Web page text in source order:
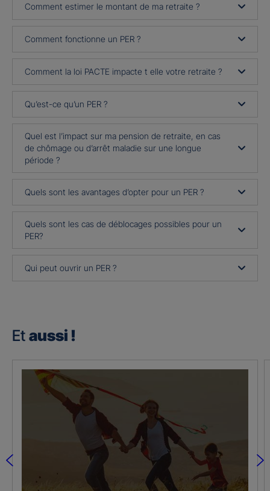
Comment estimer le montant de ma retraite ?
Comment fonctionne un PER ?
Comment la loi PACTE impacte t elle votre retraite ?
Qu’est-ce qu’un PER ?
Quel est l’impact sur ma pension de retraite, en cas
de chômage ou d’arrêt maladie sur une longue
période ?
Quels sont les avantages d’opter pour un PER ?
Quels sont les cas de déblocages possibles pour un
PER?
Qui peut ouvrir un PER ?
Et aussi !